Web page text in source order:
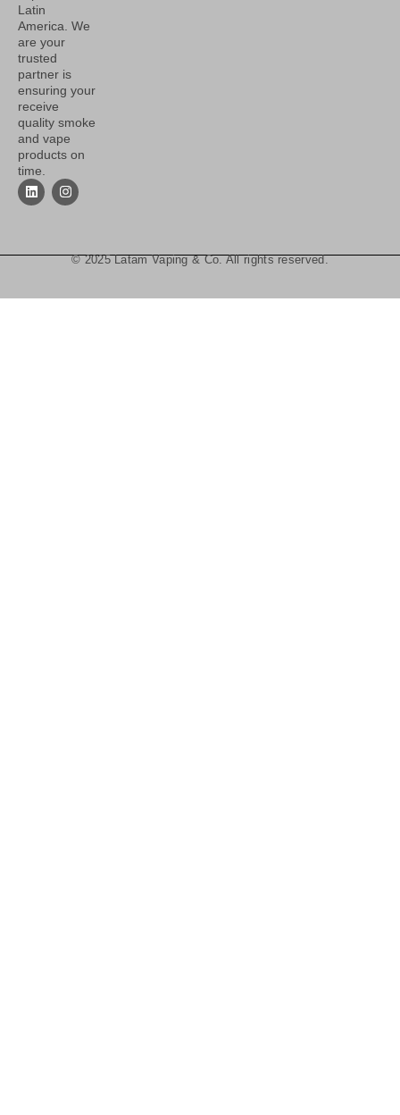
Latin
America. We
are your
trusted
partner is
ensuring your
receive
quality smoke
and vape
products on
time.
© 2025 Latam Vaping & Co. All rights reserved.